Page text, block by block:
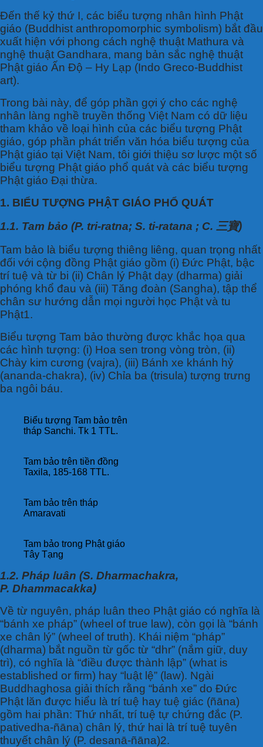
Đến thế kỷ thứ I, các biểu tượng nhân hình Phật
giáo (Buddhist anthropomorphic symbolism) bắt đầu
xuất hiện với phong cách nghệ thuật Mathura và
nghệ thuật Gandhara, mang bản sắc nghệ thuật
Phật giáo Ấn Độ – Hy Lạp (Indo Greco-Buddhist
art).
Trong bài này, để góp phần gợi ý cho các nghệ
nhân làng nghề truyền thống Việt Nam có dữ liệu
tham khảo về loại hình của các biểu tượng Phật
giáo, góp phần phát triển văn hóa biểu tượng của
Phật giáo tại Việt Nam, tôi giới thiệu sơ lược một số
biểu tượng Phật giáo phổ quát và các biểu tượng
Phật giáo Đại thừa.
1. BIỂU TƯỢNG PHẬT GIÁO PHỔ QUÁT
1.1. Tam bảo (P. tri-ratna; S. ti-ratana ; C. 三寶)
Tam bảo là biểu tượng thiêng liêng, quan trọng nhất
đối với cộng đồng Phật giáo gồm (i) Đức Phật, bậc
trí tuệ và từ bi (ii) Chân lý Phật dạy (dharma) giải
phóng khổ đau và (iii) Tăng đoàn (Sangha), tập thể
chân sư hướng dẫn mọi người học Phật và tu
Phật1.
Biểu tượng Tam bảo thường được khắc họa qua
các hình tượng: (i) Hoa sen trong vòng tròn, (ii)
Chày kim cương (vajra), (iii) Bánh xe khánh hỷ
(ananda-chakra), (iv) Chỉa ba (trisula) tượng trưng
ba ngôi báu.
Biểu tượng Tam bảo trên
tháp Sanchi. Tk 1 TTL.
Tam bảo trên tiền đồng
Taxila, 185-168 TTL.
Tam bảo trên tháp
Amaravati
Tam bảo trong Phật giáo
Tây Tạng
1.2. Pháp luân (S. Dharmachakra,
P. Dhammacakka)
Về từ nguyên, pháp luân theo Phật giáo có nghĩa là
“bánh xe pháp” (wheel of true law), còn gọi là “bánh
xe chân lý” (wheel of truth). Khái niệm “pháp”
(dharma) bắt nguồn từ gốc từ “dhr” (nắm giữ, duy
trì), có nghĩa là “điều được thành lập” (what is
established or firm) hay “luật lệ” (law). Ngài
Buddhaghosa giải thích rằng “bánh xe” do Đức
Phật lăn được hiểu là trí tuệ hay tuệ giác (ñāna)
gồm hai phần: Thứ nhất, trí tuệ tự chứng đắc (P.
pativedha-ñāna) chân lý, thứ hai là trí tuệ tuyên
thuyết chân lý (P. desanā-ñāna)2.